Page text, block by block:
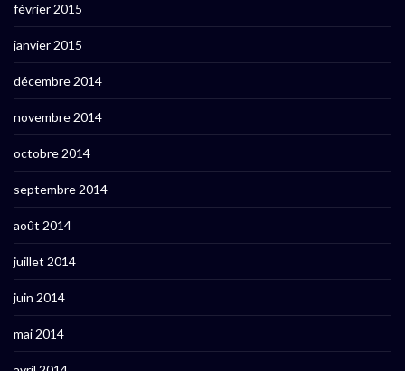
février 2015
janvier 2015
décembre 2014
novembre 2014
octobre 2014
septembre 2014
août 2014
juillet 2014
juin 2014
mai 2014